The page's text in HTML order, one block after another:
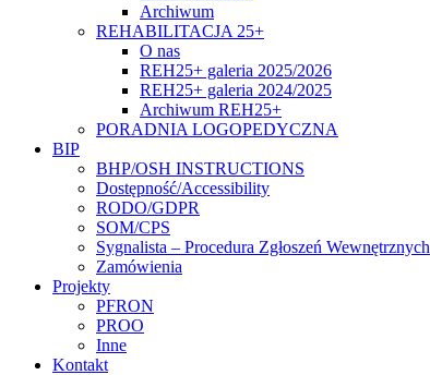
Archiwum
REHABILITACJA 25+
O nas
REH25+ galeria 2025/2026
REH25+ galeria 2024/2025
Archiwum REH25+
PORADNIA LOGOPEDYCZNA
BIP
BHP/OSH INSTRUCTIONS
Dostępność/Accessibility
RODO/GDPR
SOM/CPS
Sygnalista – Procedura Zgłoszeń Wewnętrznych
Zamówienia
Projekty
PFRON
PROO
Inne
Kontakt